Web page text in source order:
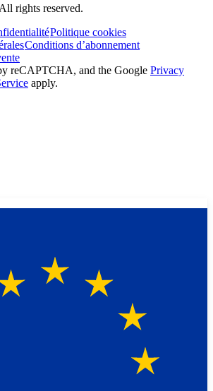
rights reserved.
Politique cookies
Conditions d’abonnement
reCAPTCHA, and the Google Privacy
apply.